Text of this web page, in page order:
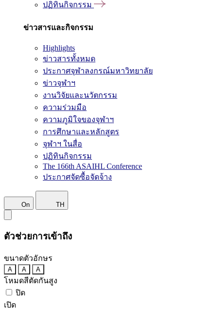
ปฏิทินกิจกรรม
ข่าวสารและกิจกรรม
Highlights
ข่าวสารทั้งหมด
ประกาศจุฬาลงกรณ์มหาวิทยาลัย
ข่าวจุฬาฯ
งานวิจัยและนวัตกรรม
ความร่วมมือ
ความภูมิใจของจุฬาฯ
การศึกษาและหลักสูตร
จุฬาฯ ในสื่อ
ปฏิทินกิจกรรม
The 166th ASAIHL Conference
ประกาศจัดซื้อจัดจ้าง
On TH
ตัวช่วยการเข้าถึง
ขนาดตัวอักษร
A A A
โหมดสีตัดกันสูง
ปิด
เปิด